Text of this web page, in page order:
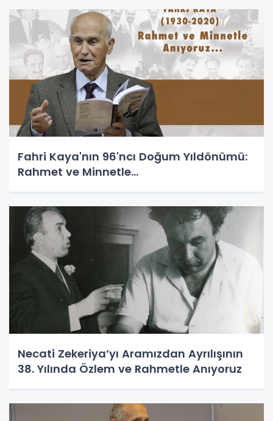
Fahri Kaya'nın 96'ncı Doğum Yıldönümü:
Rahmet ve Minnetle...
Necati Zekeriya’yı Aramızdan Ayrılışının
38. Yılında Özlem ve Rahmetle Anıyoruz